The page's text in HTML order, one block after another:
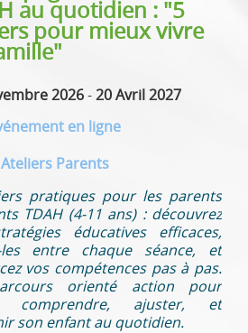
au quotidien : "5
pour mieux vivre
2026 -20 Avril 2027
en ligne
Ateliers Parents
pratiques pour les parents
TDAH (4-11 ans) : découvrez
éducatives efficaces,
les entre chaque séance, et
vos compétences pas à pas.
orienté action pour
comprendre, ajuster, et
son enfant au quotidien.